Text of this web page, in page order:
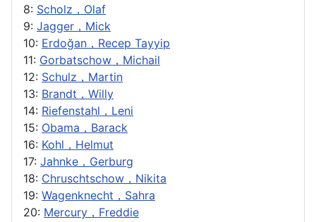
8: Scholz，Olaf
9: Jagger，Mick
10: Erdoğan，Recep Tayyip
11: Gorbatschow，Michail
12: Schulz，Martin
13: Brandt，Willy
14: Riefenstahl，Leni
15: Obama，Barack
16: Kohl，Helmut
17: Jahnke，Gerburg
18: Chruschtschow，Nikita
19: Wagenknecht，Sahra
20: Mercury，Freddie